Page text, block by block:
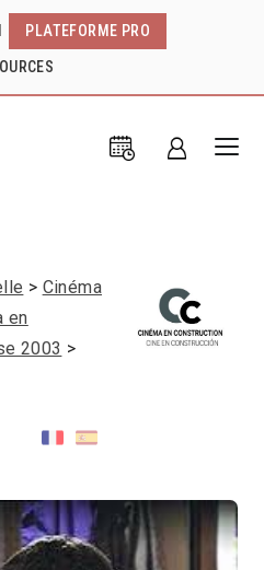
PLATEFORME PRO
Cinéma
en
2003